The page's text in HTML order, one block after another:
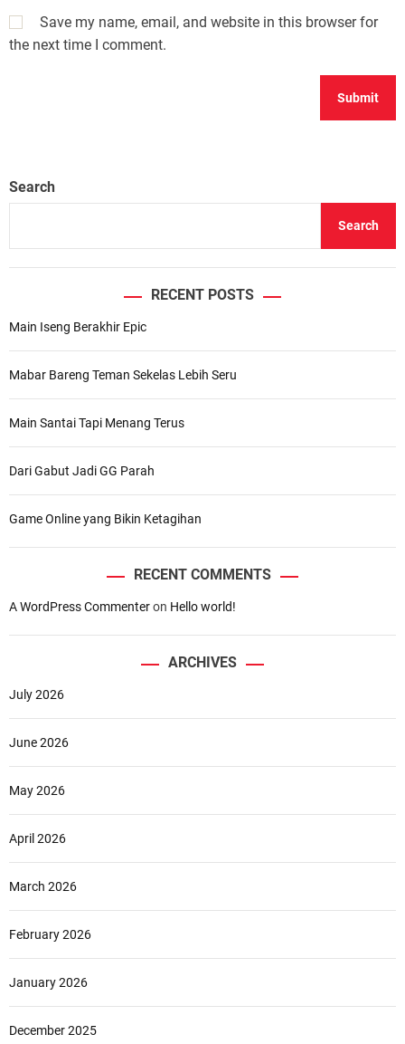
Save my name, email, and website in this browser for
the next time I comment.
Search
Search
RECENT POSTS
Main Iseng Berakhir Epic
Mabar Bareng Teman Sekelas Lebih Seru
Main Santai Tapi Menang Terus
Dari Gabut Jadi GG Parah
Game Online yang Bikin Ketagihan
RECENT COMMENTS
A WordPress Commenteron Hello world!
ARCHIVES
July 2026
June 2026
May 2026
April 2026
March 2026
February 2026
January 2026
December 2025